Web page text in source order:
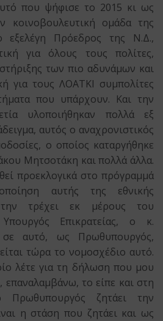
που ψήφισε το 2015 κι ως
κοινοβουλευτική ομάδα της
εξελέγη Πρόεδρος της Ν.Δ.,
για όλους τους πολίτες,
των πιο αδυνάμων και
για τους ΛΟΑΤΚΙ συμπολίτες
που υπάρχουν. Και την
υλοποιήθηκαν πολλά εξ
αυτός ο αναχρονιστικός
ο οποίος καταργήθηκε
Μητσοτάκη και πολλά άλλα.
προεκλογικά στο πρόγραμμά
αυτής της εθνικής
τρέχει εκ μέρους του
Επικρατείας, ο κ.
σε αυτό, ως Πρωθυπουργός,
τώρα το νομοσχέδιο αυτό.
λέτε για τη δήλωση που μου
επαναλαμβάνω, το είπε και στη
Πρωθυπουργός ζητάει την
η στάση που ζητάει και ως